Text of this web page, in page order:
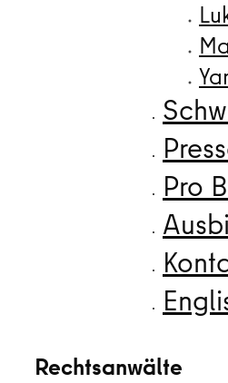
Pro
Rechtsanwälte